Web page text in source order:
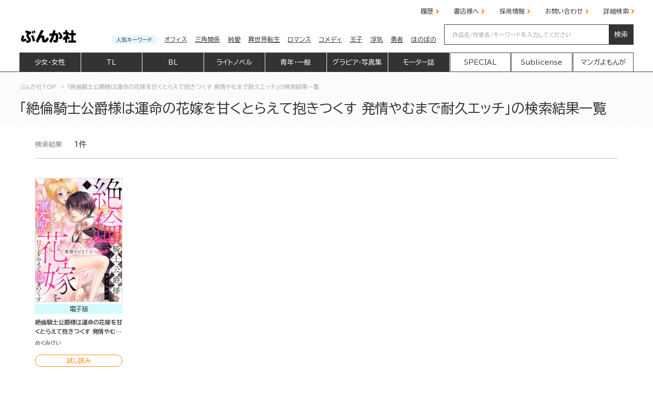
履歴 書店様へ 採用情報 お問い合わせ 詳細検索
人気キーワード オフィス 三角関係 純愛 異世界転生 ロマンス コメディ 王子 浮気 勇者 ほのぼの
検索
少女・女性 BL ライトノベル 青年・一般 グラビア・写真集 モーター誌 SPECIAL Sublicense マンガよもんが
ぶんか社TOP 「絶倫騎士公爵様は運命の花嫁を甘くとらえて抱きつくす 発情やむまで耐久エッチ」の検索結果一覧
「絶倫騎士公爵様は運命の花嫁を甘くとらえて抱きつくす 発情やむまで耐久エッチ」の検索結果一覧
検索結果 1件
電子版
絶倫騎士公爵様は運命の花嫁を甘
くとらえて抱きつくす 発情やむま
で耐久エッチ（分冊版）
めぐみけい
試し読み